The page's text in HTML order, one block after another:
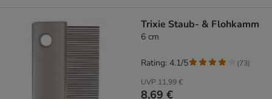
Trixie Staub- & Flohkamm
6 cm
UVP 11,99 €
8,69 €
Rating: 4.1/5 (73)